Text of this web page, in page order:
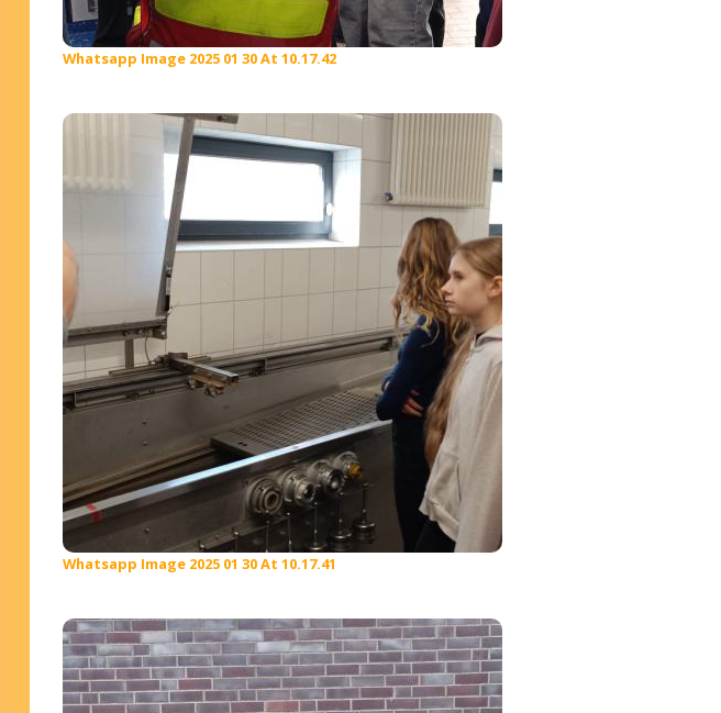
Whatsapp Image 2025 01 30 At 10.17.42
Whatsapp Image 2025 01 30 At 10.17.41